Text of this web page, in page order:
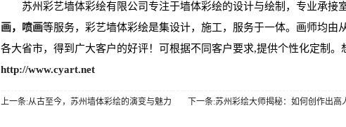
苏州彩艺墙体彩绘有限公司专注于墙体彩绘的设计与绘制，专业承接
画， 喷画等服务，彩艺墙体彩绘是集设计，施工，服务于一体。画师均由
各大省市，得到广大客户的好评！可根据不同客户要求,提供个性化定制
http://www.cyart.net
上一条:从古至今，苏州墙体彩绘的演变与魅力 下一条:苏州彩绘大师揭秘：如何创作出高